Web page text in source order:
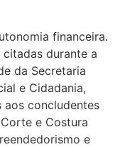
financeira.
citadas durante a
da Secretaria
e Cidadania,
concludentes
e Costura
e